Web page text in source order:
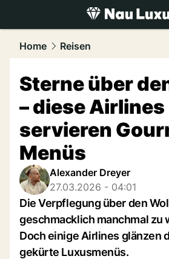
luxury.NAU.ch
Home Reisen
Sterne über
– diese Airlines
servieren
Menüs
Alexander Dreyer
27.03.2026 - 04:01
Die Verpflegung über den
geschmacklich manchmal zu
Doch einige Airlines glänzen
gekürte Luxusmenüs.